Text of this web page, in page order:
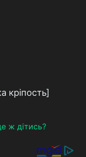
кріпость]
ж дітись?